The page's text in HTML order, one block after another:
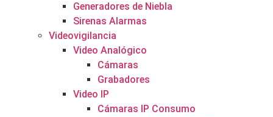
Generadores de Niebla
Sirenas Alarmas
Videovigilancia
Video Analógico
Cámaras
Grabadores
Video IP
Cámaras IP Consumo